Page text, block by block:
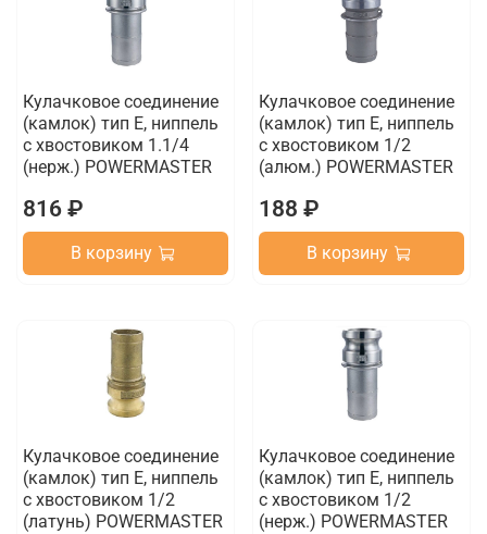
Кулачковое соединение
(камлок) тип E, ниппель
с хвостовиком 1.1/4
(нерж.) POWERMASTER
816 ₽
В корзину
Кулачковое соединение
(камлок) тип E, ниппель
с хвостовиком 1/2
(алюм.) POWERMASTER
188 ₽
В корзину
Кулачковое соединение
(камлок) тип E, ниппель
с хвостовиком 1/2
(латунь) POWERMASTER
Кулачковое соединение
(камлок) тип E, ниппель
с хвостовиком 1/2
(нерж.) POWERMASTER